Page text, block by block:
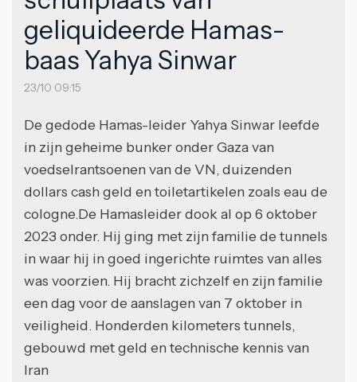
geliquideerde Hamas-
baas Yahya Sinwar
23/10 09:15
De gedode Hamas-leider Yahya Sinwar leefde
in zijn geheime bunker onder Gaza van
voedselrantsoenen van de VN, duizenden
dollars cash geld en toiletartikelen zoals eau de
cologne.De Hamasleider dook al op 6 oktober
2023 onder. Hij ging met zijn familie de tunnels
in waar hij in goed ingerichte ruimtes van alles
was voorzien. Hij bracht zichzelf en zijn familie
een dag voor de aanslagen van 7 oktober in
veiligheid. Honderden kilometers tunnels,
gebouwd met geld en technische kennis van
Iran